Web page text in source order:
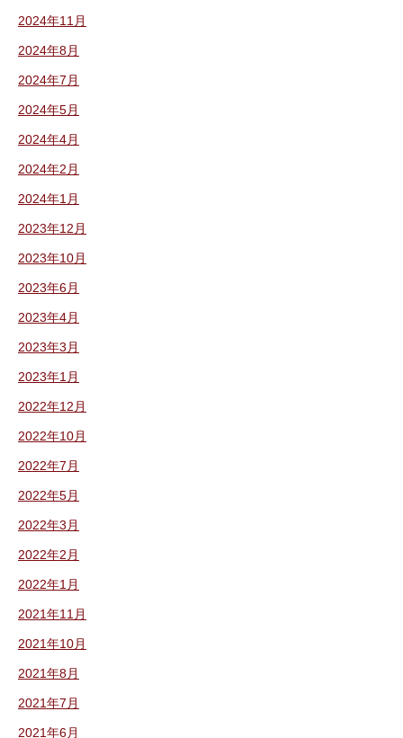
2024年11月
2024年8月
2024年7月
2024年5月
2024年4月
2024年2月
2024年1月
2023年12月
2023年10月
2023年6月
2023年4月
2023年3月
2023年1月
2022年12月
2022年10月
2022年7月
2022年5月
2022年3月
2022年2月
2022年1月
2021年11月
2021年10月
2021年8月
2021年7月
2021年6月